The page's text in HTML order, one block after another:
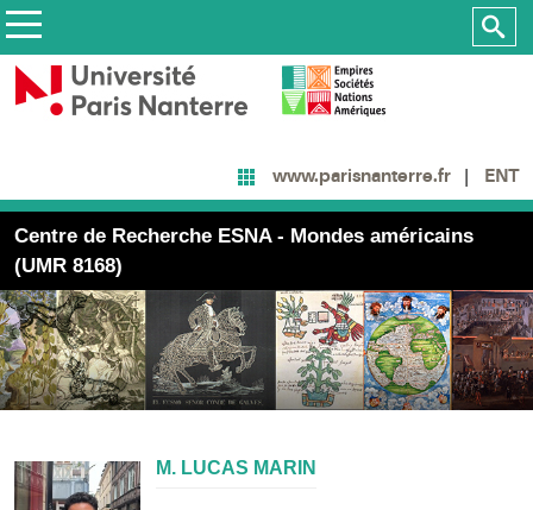
www.parisnanterre.fr ENT
Centre de Recherche ESNA - Mondes américains
(UMR 8168)
M. LUCAS MARIN